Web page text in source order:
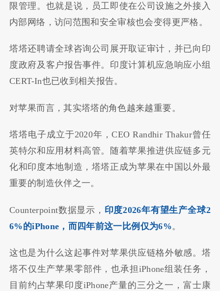
限管理。也就是说，员工即使在公司设施之外接入
内部网络，访问范围和安全审核也会变得更严格。
塔塔还聘请全球咨询公司展开取证审计，并已向印
度政府及客户报告事件。印度计算机应急响应小组
CERT-In也已收到相关报告。
对苹果而言，其实塔塔的角色越来越重要。
塔塔电子成立于2020年，CEO Randhir Thakur曾任
英特尔和应用材料高管。随着苹果推进供应链多元
化和印度本地制造，塔塔正成为苹果在中国以外最
重要的制造伙伴之一。
Counterpoint数据显示， 印度2026年有望生产全球2
6%的iPhone，而四年前这一比例仅为6%。
这也是为什么这起事件对苹果供应链格外敏感。塔
塔不仅生产苹果零部件，也承担iPhone组装任务，
目前约占苹果印度iPhone产量的三分之一，富士康